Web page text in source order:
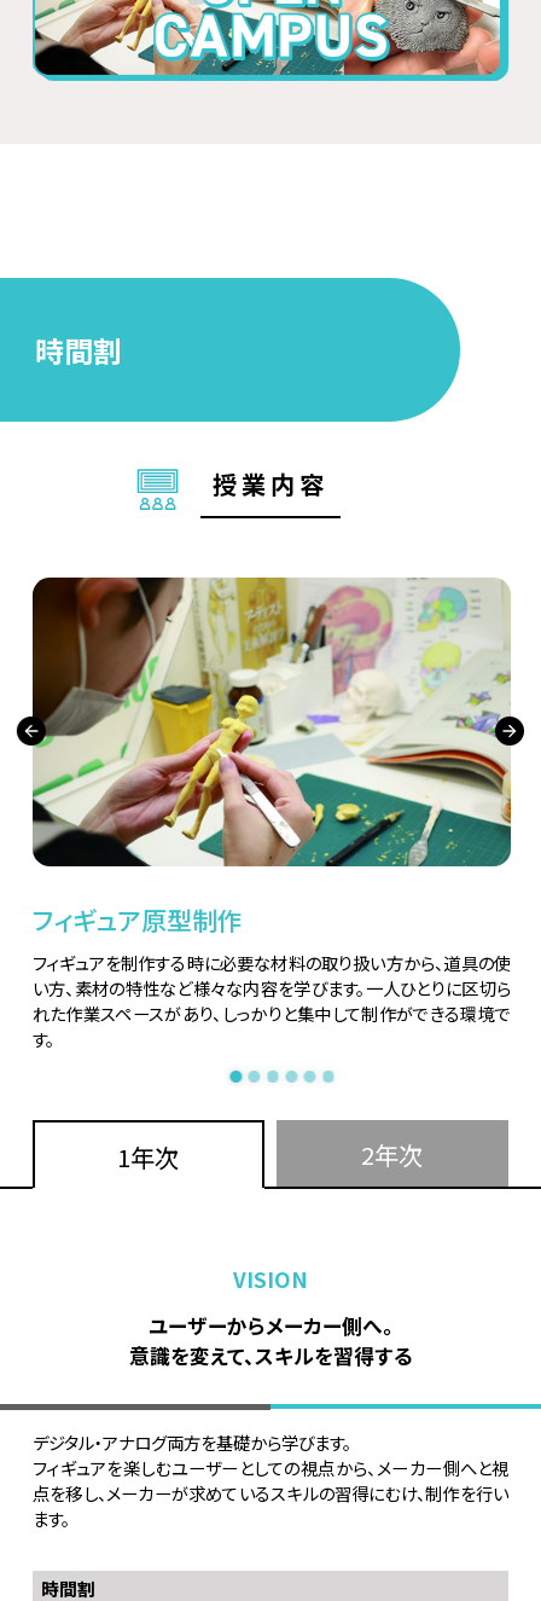
時間割
授業内容
フィギュア原型制作
フィギュアを制作する時に必要な材料の取り扱い方から、道具の使
い方、素材の特性など様々な内容を学びます。一人ひとりに区切ら
れた作業スペースがあり、しっかりと集中して制作ができる環境で
す。
1年次 2年次
ユーザーからメーカー側へ。
意識を変えて、スキルを習得する
デジタル・アナログ両方を基礎から学びます。
フィギュアを楽しむユーザーとしての視点から、メーカー側へと視
点を移し、メーカーが求めているスキルの習得にむけ、制作を行い
ます。
時間割
作品を制作しながら、
自身の目指す職種に合わせてスキルを強化
作品の制作を続けながら、技術を磨いていきます。
企業から作品の監修を受け、自身の能力と課題を見つけ改善を行
います。
イベント出展をすることでセルフプロデュースを行います。
時間割